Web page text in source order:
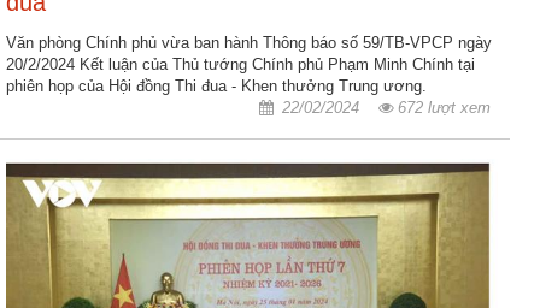
Trung
ương
thủ
tục
Hình
thức
Văn phòng Chính phủ vừa ban hành Thông báo số 59/TB-VPCP ngày
20/2/2024 Kết luận của Thủ tướng Chính phủ Phạm Minh Chính tại
phiên họp của Hội đồng Thi đua - Khen thưởng Trung ương.
22/02/2024
672 lượt xem